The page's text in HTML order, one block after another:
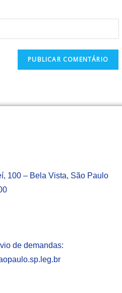
100 – Bela Vista, São Paulo
de demandas:
r